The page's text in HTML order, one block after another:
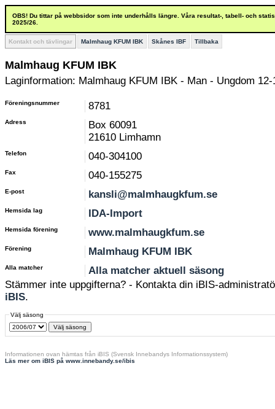
OBS! Du tittar på webbsidor som inte underhålls längre. Våra resultat-, tabell- och
2025/26.
Kontakt och tävlingar Malmhaug KFUM IBK Skånes IBF Tillbaka
Malmhaug KFUM IBK
Laginformation: Malmhaug KFUM IBK - Man - Ungdom 12-
Föreningsnummer 8781
Adress
Box 60091
21610 Limhamn
Telefon 040-304100
Fax 040-155275
E-post kansli@malmhaugkfum.se
Hemsida lag IDA-Import
Hemsida förening www.malmhaugkfum.se
Förening Malmhaug KFUM IBK
Alla matcher
Alla matcher aktuell säsong
Stämmer inte uppgifterna? - Kontakta din iBIS-
iBIS.
Välj säsong
Informationen ovan hämtas från iBIS (Svensk Innebandys Informationssystem)
Läs mer om iBIS på www.innebandy.se/ibis